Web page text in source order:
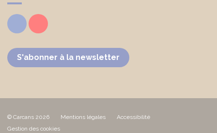
FacebookYoutube
S'abonner à la newsletter
© Carcans 2026 Mentions légales
Accessibilité
Gestion des cookies